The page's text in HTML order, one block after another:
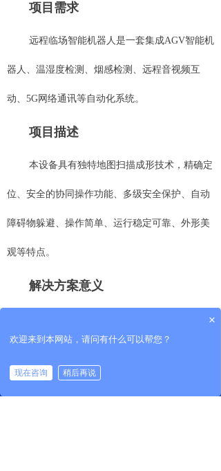
项目需求
远程临场智能机器人是一套集成AGV智能机
器人、温湿度检测、烟感检测、远程音视频互
动、5G网络通讯等自动化系统。
项目描述
本设备具有独特地图扫描成形技术，精确定
位、安全的协同操作功能、多级安全保护、自动
障碍物躲避、操作简单、运行稳定可靠、外形美
观等特点。
解决方案意义
×
欢迎来到本网站，请问有什么可以帮您？
现在咨询 稍后再说